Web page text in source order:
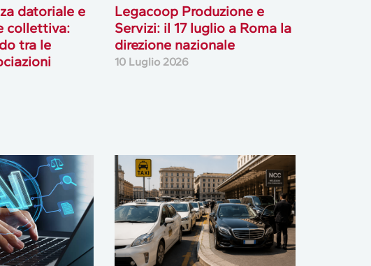
datoriale e
collettiva:
tra le
Legacoop Produzione e
Servizi: il 17 luglio a Roma la
direzione nazionale
10 Luglio 2026